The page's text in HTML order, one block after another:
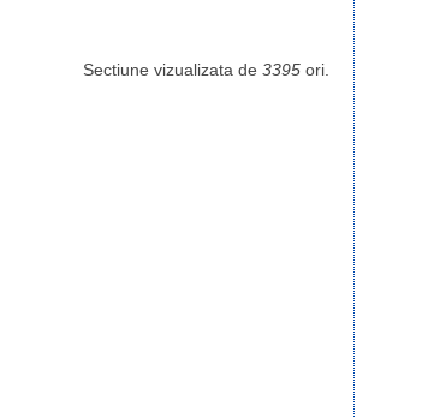
Sectiune vizualizata de 3395 ori.